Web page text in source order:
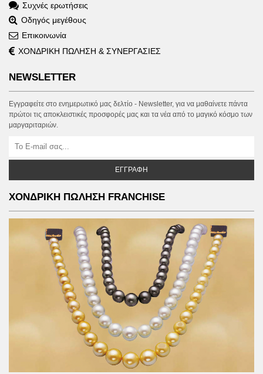
Συχνές ερωτήσεις
Οδηγός μεγέθους
Επικοινωνία
ΧΟΝΔΡΙΚΗ ΠΩΛΗΣΗ & ΣΥΝΕΡΓΑΣΙΕΣ
NEWSLETTER
Εγγραφείτε στο ενημερωτικό μας δελτίο - Newsletter, για να μαθαίνετε πάντα
πρώτοι τις αποκλειστικές προσφορές μας και τα νέα από το μαγικό κόσμο των
μαργαριταριών.
ΕΓΓΡΑΦΉ
ΧΟΝΔΡΙΚΗ ΠΩΛΗΣΗ FRANCHISE